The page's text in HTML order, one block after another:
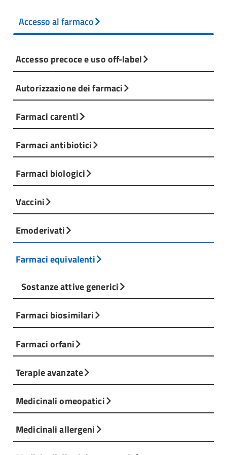
Accesso al farmaco
Accesso precoce e uso off-label
Autorizzazione dei farmaci
Farmaci carenti
Farmaci antibiotici
Farmaci biologici
Vaccini
Emoderivati
Farmaci equivalenti
Sostanze attive generici
Farmaci biosimilari
Farmaci orfani
Terapie avanzate
Medicinali omeopatici
Medicinali allergeni